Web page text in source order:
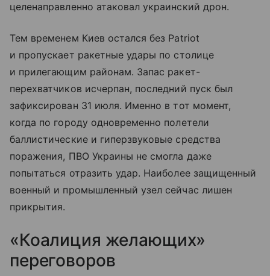
целенаправленно атаковал украинский дрон.
Тем временем Киев остался без Patriot
и пропускает ракетные удары по столице
и прилегающим районам. Запас ракет-
перехватчиков исчерпан, последний пуск был
зафиксирован 31 июля. Именно в тот момент,
когда по городу одновременно полетели
баллистические и гиперзвуковые средства
поражения, ПВО Украины не смогла даже
попытаться отразить удар. Наиболее защищенный
военный и промышленный узел сейчас лишен
прикрытия.
«Коалиция желающих»
переговоров